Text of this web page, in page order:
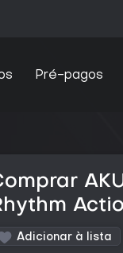
Pré-pagos
Adicionar à lista